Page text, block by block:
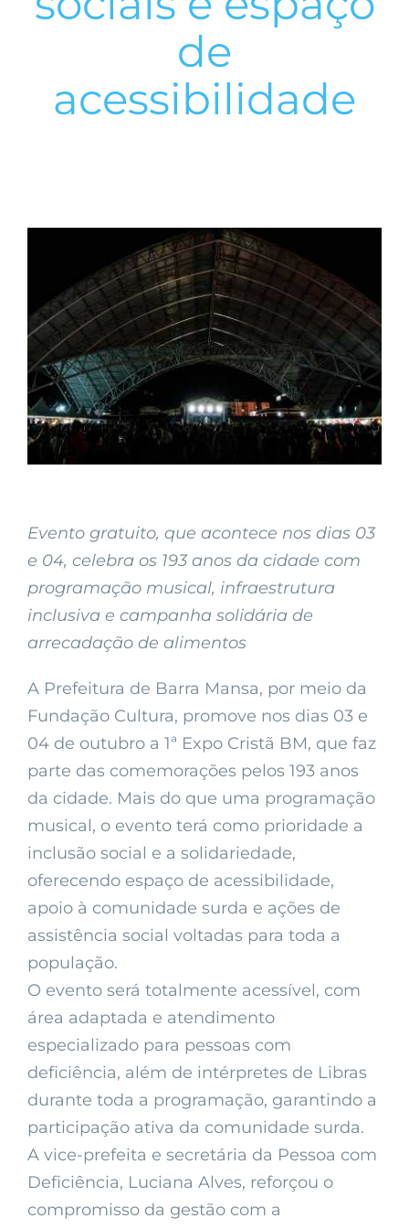
de
acessibilidade
Image
Evento gratuito, que acontece nos dias 03
e 04, celebra os 193 anos da cidade com
programação musical, infraestrutura
inclusiva e campanha solidária de
arrecadação de alimentos
A Prefeitura de Barra Mansa, por meio da
Fundação Cultura, promove nos dias 03 e
04 de outubro a 1ª Expo Cristã BM, que faz
parte das comemorações pelos 193 anos
da cidade. Mais do que uma programação
musical, o evento terá como prioridade a
inclusão social e a solidariedade,
oferecendo espaço de acessibilidade,
apoio à comunidade surda e ações de
assistência social voltadas para toda a
população.
O evento será totalmente acessível, com
área adaptada e atendimento
especializado para pessoas com
deficiência, além de intérpretes de Libras
durante toda a programação, garantindo a
participação ativa da comunidade surda.
A vice-prefeita e secretária da Pessoa com
Deficiência, Luciana Alves, reforçou o
compromisso da gestão com a